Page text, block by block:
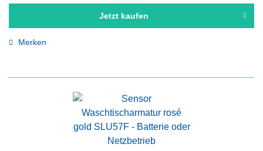
Jetzt kaufen
Merken